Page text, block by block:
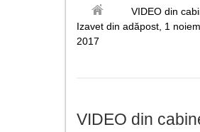
legislație
adopția
VIDEO din
Izavet din adăpost, 1
2017
VIDEO din